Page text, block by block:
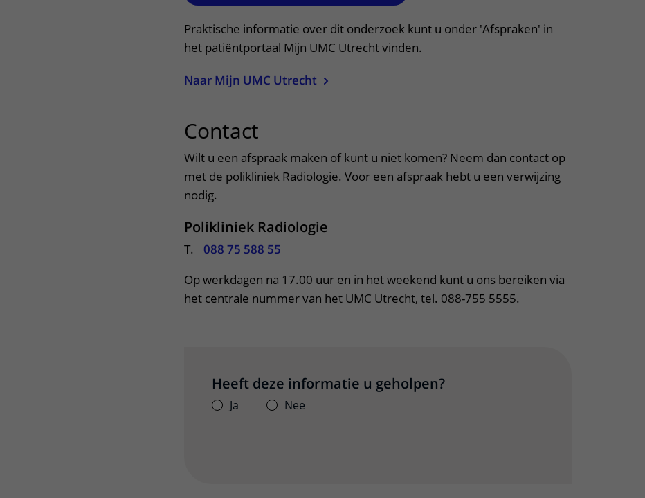
Praktische informatie over dit onderzoek kunt u onder 'Afspraken' in
het patiëntportaal Mijn UMC Utrecht vinden.
Naar Mijn UMC Utrecht
Contact
Wilt u een afspraak maken of kunt u niet komen? Neem dan contact op
met de polikliniek Radiologie. Voor een afspraak hebt u een verwijzing
nodig.
Polikliniek Radiologie
T.
088 75 588 55
Op werkdagen na 17.00 uur en in het weekend kunt u ons bereiken via
het centrale nummer van het UMC Utrecht, tel. 088-755 5555.
Heeft deze informatie u geholpen?
Ja Nee